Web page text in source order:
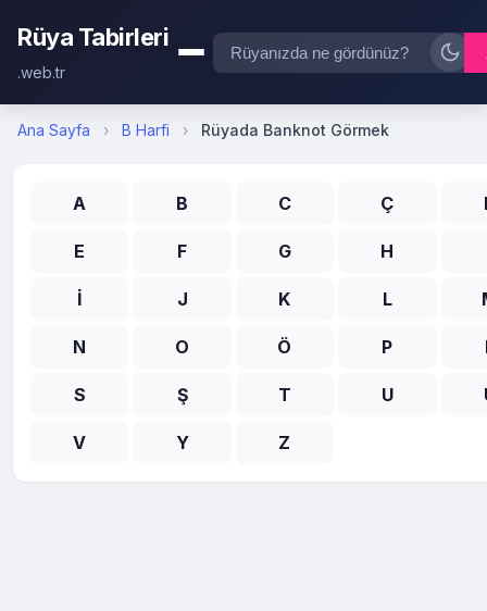
Rüya Tabirleri
.web.tr
Ana Sayfa › B Harfi › Rüyada Banknot Görmek
A B C Ç
E F G H
İ J K L
N O Ö P
S Ş T U
V Y Z